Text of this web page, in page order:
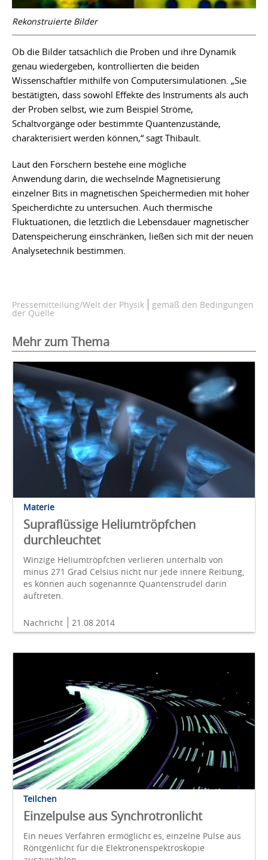
Rekonstruierte Bilder
Ob die Bilder tatsächlich die Proben und ihre Dynamik
genau wiedergeben, kontrollierten die beiden
Wissenschaftler mithilfe von Computersimulationen. „Sie
bestätigten, dass sowohl Effekte des Instruments als auch
der Proben selbst, wie zum Beispiel Ströme,
Schaltvorgänge oder bestimmte Quantenzustände,
charakterisiert werden können,“ sagt Thibault.
Laut den Forschern bestehe eine mögliche
Anwendung darin, die wechselnde Magnetisierung
einzelner Bits in magnetischen Speichermedien mit hoher
Speicherdichte zu untersuchen. Auch thermische
Fluktuationen, die letztlich die Lebensdauer magnetischer
Datenspeicherung einschränken, ließen sich mit der neuen
Analysetechnik bestimmen.
Pressemitteilung/Welt der Physik gemäß den Bedingungen
der Quelle
Mehr zum Thema
Materie
Supraflüssige Heliumtröpfchen
durchleuchtet
Winzige Heliumtröpfchen verlieren unterhalb von
minus 271 Grad Celsius nicht nur jede innere Reibung,
es können auch sogenannte Quantenstrudel darin
auftreten.
Nachricht 21.08.2014
Teilchen
Einzelpulse aus Synchrotronlicht
Ein neues Verfahren ermöglicht es, einzelne Pulse aus
Röntgenlicht für die Elektronenspektroskopie